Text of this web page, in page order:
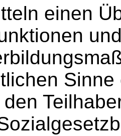
einen
den